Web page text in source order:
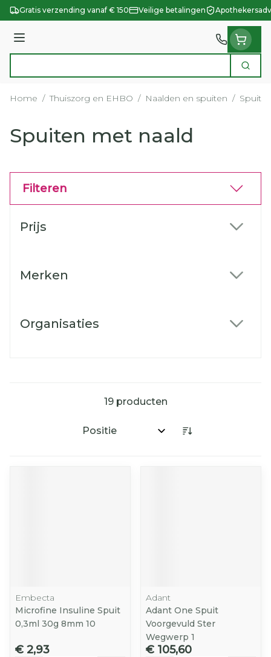
Ga naar de inhoud
Gratis verzending vanaf € 150 Veilige betalingen
Menu
Zoek
Home / Thuiszorg en EHBO / Naalden en spuiten /
Spuiten met naald
Filteren
Prijs
Merken
Organisaties
19producten
Sorteer op:
Embecta
Microfine Insuline Spuit
0,3ml 30g 8mm 10
€ 2,93
Adant
Adant One Spuit
Voorgevuld Ster
Wegwerp 1
€ 105,60